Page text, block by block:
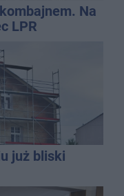
Na
LPR
już bliski